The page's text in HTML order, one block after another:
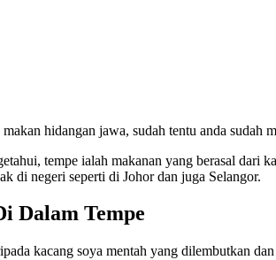
hidangan jawa, sudah tentu anda sudah
tempe ialah makanan yang berasal dari
di negeri seperti di Johor dan juga Selangor.
Dalam Tempe
kacang soya mentah yang dilembutkan